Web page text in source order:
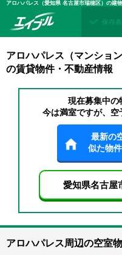
アロハパレス（愛知県 名古屋市瑞穂区）の建
保存条
アロハパレス（マンショ
の賃貸物件・不動産情報
現在募集中の
今は満室ですが、空
最新の
似た物
愛知県名古屋
アロハパレス周辺の空室